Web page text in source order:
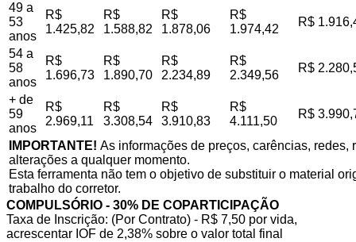
49 a
53
anos
R$
1.425,82
R$
1.588,82
R$
1.878,06
R$
1.974,42
R$
54 a
58
anos
R$
1.696,73
R$
1.890,70
R$
2.234,89
R$
2.349,56
R$
+ de
59
anos
R$
2.969,11
R$
3.308,54
R$
3.910,83
R$
4.111,50
R$
IMPORTANTE! As informações de preços, carências,
alterações a qualquer momento.
Esta ferramenta não tem o objetivo de substituir o material
trabalho do corretor.
COMPULSÓRIO - 30% DE COPARTICIPAÇÃO
Taxa de Inscrição: (Por Contrato) - R$ 7,50 por vida,
acrescentar IOF de 2,38% sobre o valor total final